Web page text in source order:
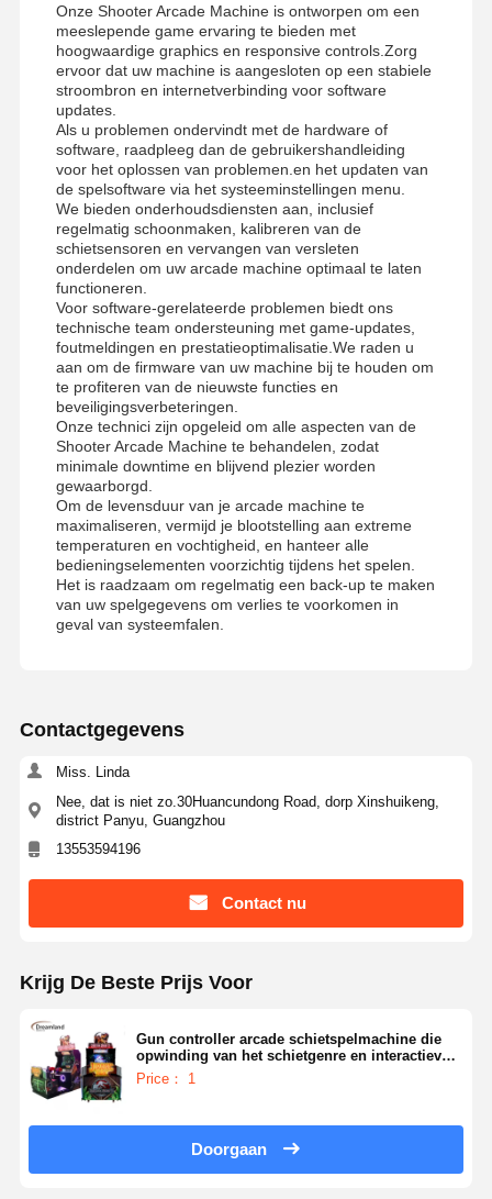
Onze Shooter Arcade Machine is ontworpen om een
meeslepende game ervaring te bieden met
hoogwaardige graphics en responsive controls.Zorg
ervoor dat uw machine is aangesloten op een stabiele
stroombron en internetverbinding voor software
updates.
Als u problemen ondervindt met de hardware of
software, raadpleeg dan de gebruikershandleiding
voor het oplossen van problemen.en het updaten van
de spelsoftware via het systeeminstellingen menu.
We bieden onderhoudsdiensten aan, inclusief
regelmatig schoonmaken, kalibreren van de
schietsensoren en vervangen van versleten
onderdelen om uw arcade machine optimaal te laten
functioneren.
Voor software-gerelateerde problemen biedt ons
technische team ondersteuning met game-updates,
foutmeldingen en prestatieoptimalisatie.We raden u
aan om de firmware van uw machine bij te houden om
te profiteren van de nieuwste functies en
beveiligingsverbeteringen.
Onze technici zijn opgeleid om alle aspecten van de
Shooter Arcade Machine te behandelen, zodat
minimale downtime en blijvend plezier worden
gewaarborgd.
Om de levensduur van je arcade machine te
maximaliseren, vermijd je blootstelling aan extreme
temperaturen en vochtigheid, en hanteer alle
bedieningselementen voorzichtig tijdens het spelen.
Het is raadzaam om regelmatig een back-up te maken
van uw spelgegevens om verlies te voorkomen in
geval van systeemfalen.
Contactgegevens
Miss. Linda
Nee, dat is niet zo.30Huancundong Road, dorp Xinshuikeng,
district Panyu, Guangzhou
13553594196
Contact nu
Krijg De Beste Prijs Voor
Gun controller arcade schietspelmachine die
opwinding van het schietgenre en interactieve
arcade gameplay-ervaring levert
Price： 1
Doorgaan